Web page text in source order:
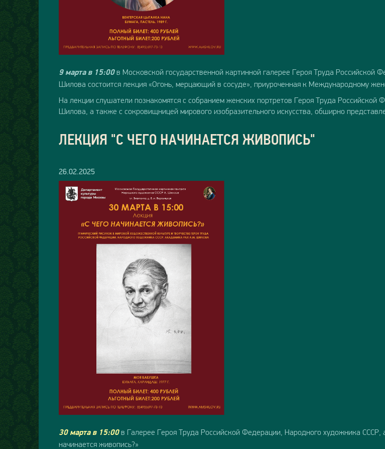
9 марта в 15:00в Московской государственной картинной галерее Героя Труда
Шилова состоится лекция «Огонь, мерцающий в сосуде», приуроченная к Международному
На лекции слушатели познакомятся с собранием женских портретов Героя Труда
Шилова, а также с сокровищницей мирового изобразительного искусства, обширно
ЛЕКЦИЯ "С ЧЕГО НАЧИНАЕТСЯ ЖИВОПИСЬ"
26.02.2025
30 марта в 15:00в Галерее Героя Труда Российской Федерации, Народного художника
начинается живопись?»